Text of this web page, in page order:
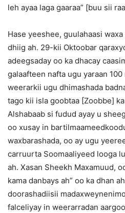
leh ayaa laga gaaraa” [buu sii
Hase yeeshee, guulahaasi
dhiig ah. 29-kii Oktoobar
adeegsaday oo ka dhacay
galaafteen nafta ugu yaraan 100
weerarkii ugu dhimashada
tago kii isla goobtaa [Zoobbe]
Alshabaab si fudud ayay u
oo xusay in
waxbarashada, oo ay ugu
carruurta Soomaaliyeed looga
ah. Xasan Sheekh Maxamuud,
kama danbays ah” oo ka dhan
doorashadiisii
falceliyay in weerarradan